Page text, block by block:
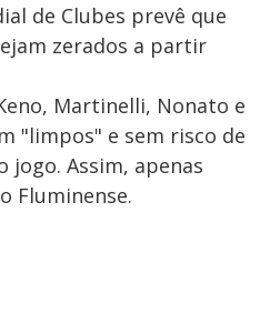
de Clubes prevê que
zerados a partir
Martinelli, Nonato e
"limpos" e sem risco de
jogo. Assim, apenas
Fluminense.